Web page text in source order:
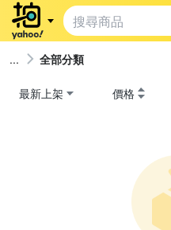
全部分類
最新上架 價格